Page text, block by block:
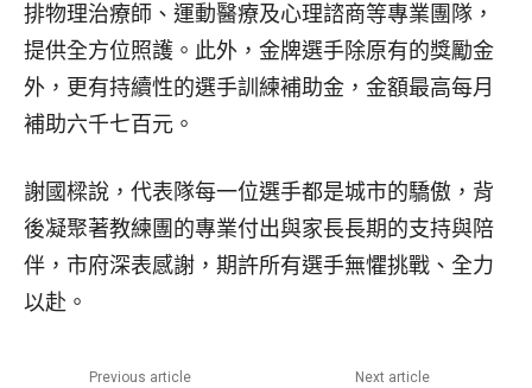
排物理治療師、運動醫療及心理諮商等專業團隊，
提供全方位照護。此外，金牌選手除原有的獎勵金
外，更有持續性的選手訓練補助金，金額最高每月
補助六千七百元。
謝國樑說，代表隊每一位選手都是城市的驕傲，背
後凝聚著教練團的專業付出與家長長期的支持與陪
伴，市府深表感謝，期許所有選手無懼挑戰、全力
以赴。
Previous article Next article